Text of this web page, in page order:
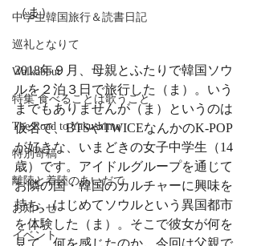
中学生韓国旅行＆読書日記
巡礼となりて
Walkabout
特集 食べることは歌うこと
The Road to Yakushima
特別寄稿
離陸と着陸のあいだで
お知らせ
イベント
（ま）
2018年９月、母親とふたりで韓国ソウ
ルを２泊３日で旅行した（ま）。いう
までもありませんが（ま）というのは
仮名で、BTSやTWICEなんかのK-POP
が好きな、いまどきの女子中学生（14
歳）です。アイドルグループを通じて
お隣の国・韓国のカルチャーに興味を
持ち、はじめてソウルという異国都市
を体験した（ま）。そこで彼女が何を
見て、何を感じたのか。今回は父親で